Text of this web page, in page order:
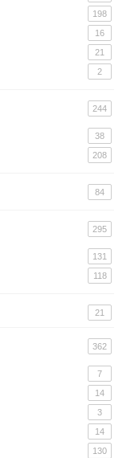
198
16
21
2
244
38
208
84
295
131
118
21
362
7
14
3
14
130